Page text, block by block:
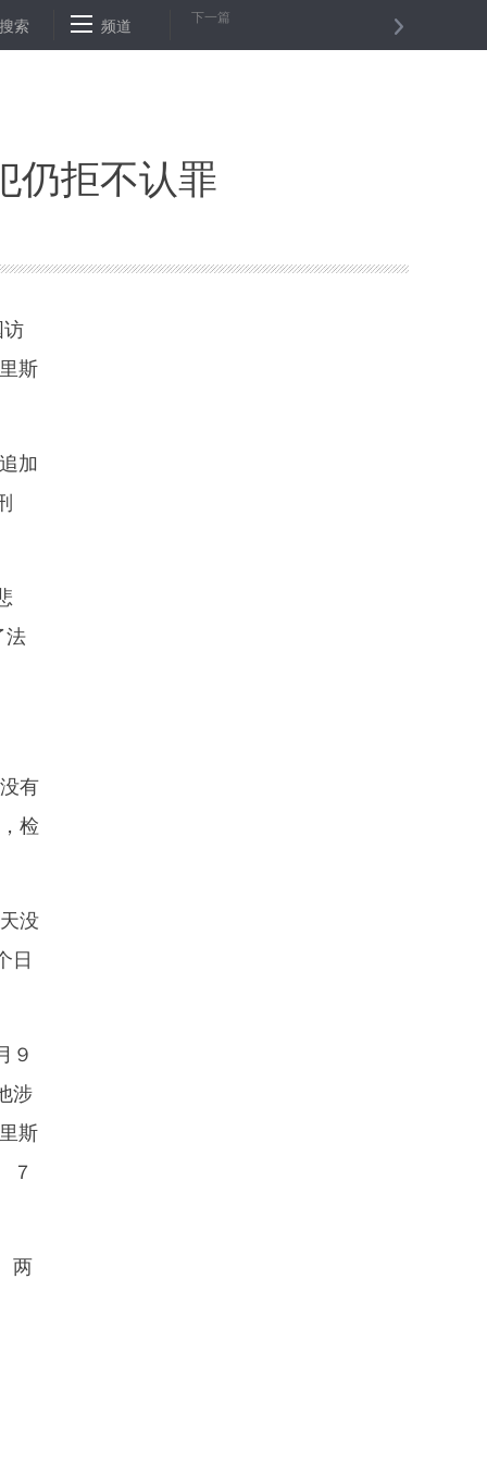
业生购房可打八折 本科年薪最低5万 特朗普再次威胁终止北美自
搜索 频道 下一篇
仍拒不认罪
斯
加
法
有
检
没
日
９
涉
斯
７
两